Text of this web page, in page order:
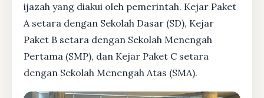
ijazah yang diakui oleh pemerintah. Kejar Paket
A setara dengan Sekolah Dasar (SD), Kejar
Paket B setara dengan Sekolah Menengah
Pertama (SMP), dan Kejar Paket C setara
dengan Sekolah Menengah Atas (SMA).